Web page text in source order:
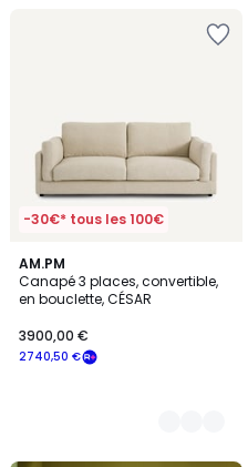
-30€* tous les 100€
AM.PM
Canapé 3 places, convertible,
en bouclette, CÉSAR
2740,50 €
3900,00 €
3
Couleurs